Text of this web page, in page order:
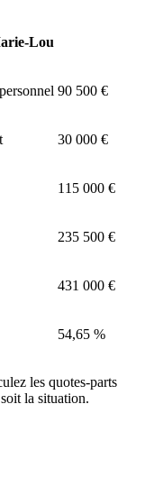
Lou
90 500 €
30 000 €
115 000 €
235 500 €
431 000 €
54,65 %
les quotes-parts
la situation.